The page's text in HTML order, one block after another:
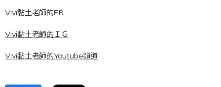
Vivi黏土老師的FB
Vivi黏土老師的ＩＧ
Vivi黏土老師的Youtube頻道